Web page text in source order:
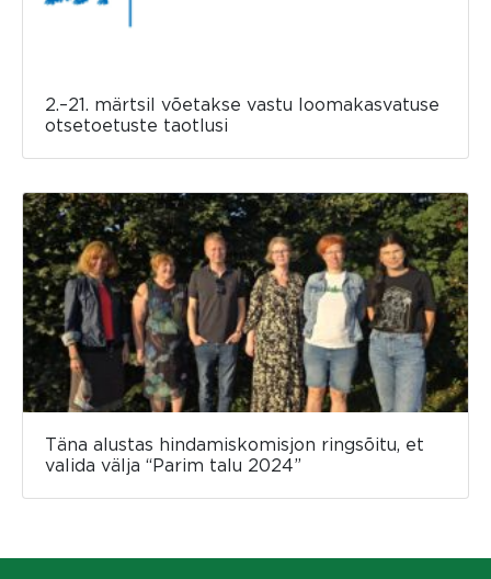
2.–21. märtsil võetakse vastu loomakasvatuse
otsetoetuste taotlusi
Täna alustas hindamiskomisjon ringsõitu, et
valida välja “Parim talu 2024”